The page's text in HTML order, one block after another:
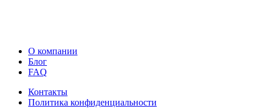
О компании
Блог
FAQ
Контакты
Политика конфиденциальности